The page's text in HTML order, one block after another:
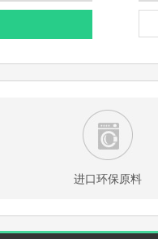
进口环保原料